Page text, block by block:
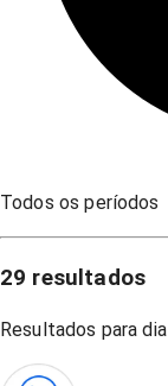
Todos os períodos
29 resultados
Resultados para dia